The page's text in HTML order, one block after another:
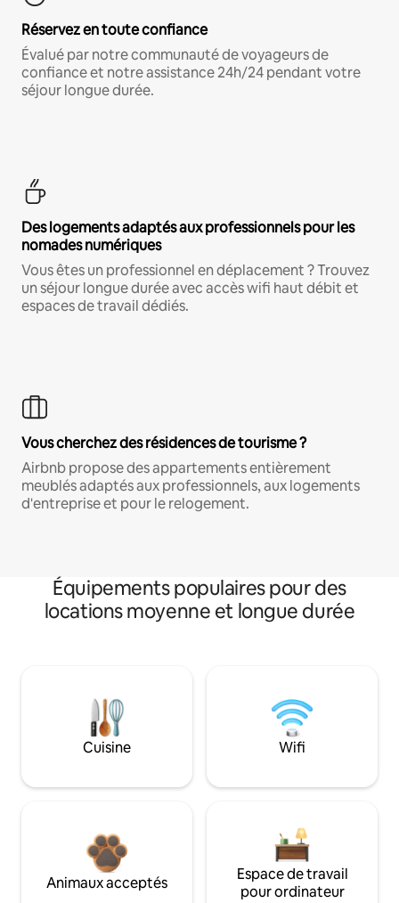
Réservez en toute confiance
Évalué par notre communauté de voyageurs de
confiance et notre assistance 24h/24 pendant votre
séjour longue durée.
Des logements adaptés aux professionnels pour les
nomades numériques
Vous êtes un professionnel en déplacement ? Trouvez
un séjour longue durée avec accès wifi haut débit et
espaces de travail dédiés.
Vous cherchez des résidences de tourisme ?
Airbnb propose des appartements entièrement
meublés adaptés aux professionnels, aux logements
d'entreprise et pour le relogement.
Équipements populaires pour des
locations moyenne et longue durée
Cuisine Wifi
Animaux acceptés
Espace de travail
pour ordinateur